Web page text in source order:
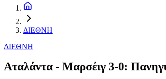
ΔΙΕΘΝΗ
ΔΙΕΘΝΗ
Αταλάντα - Μαρσέιγ 3-0: